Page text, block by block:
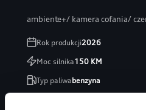
ambiente+/ kamera cofania/
Rok produkcji2026
Moc silnika150KM
Typ paliwabenzyna